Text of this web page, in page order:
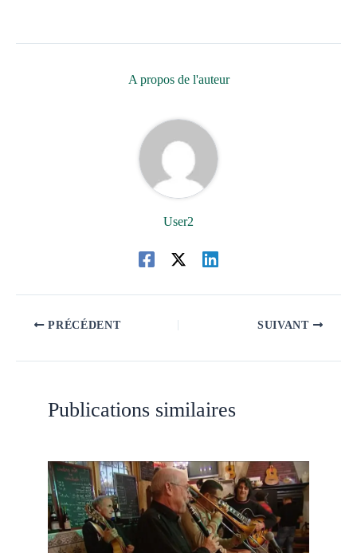
A propos de l'auteur
User2
PRÉCÉDENT SUIVANT
Publications similaires